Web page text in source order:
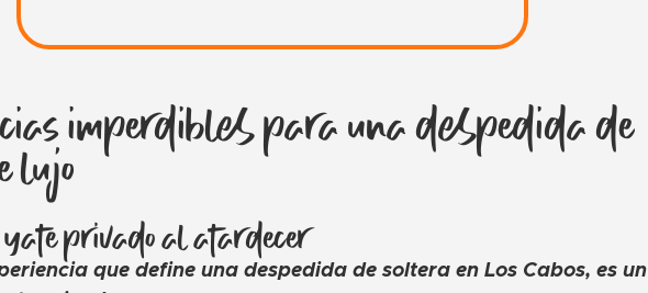
imperdibles para una despedida de
lujo
yate privado al atardecer
que define una despedida de soltera en Los Cabos, es un